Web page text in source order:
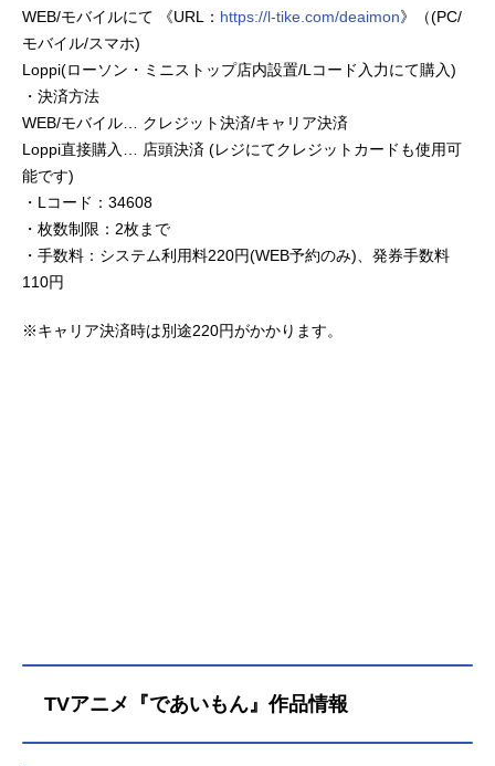
WEB/モバイルにて 《URL： https://l-tike.com/deaimon》（(PC/
モバイル/スマホ)
Loppi(ローソン・ミニストップ店内設置/Lコード入力にて購入)
・決済方法
WEB/モバイル… クレジット決済/キャリア決済
Loppi直接購入… 店頭決済 (レジにてクレジットカードも使用可
能です)
・Lコード：34608
・枚数制限：2枚まで
・手数料：システム利用料220円(WEB予約のみ)、発券手数料
110円
※キャリア決済時は別途220円がかかります。
TVアニメ『であいもん』作品情報